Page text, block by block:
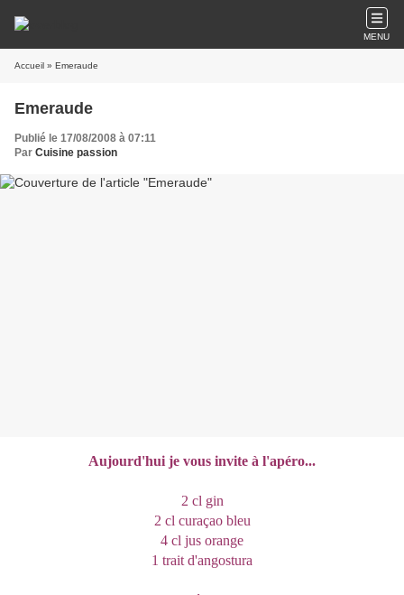
MENU
Accueil » Emeraude
Emeraude
Publié le 17/08/2008 à 07:11
Par Cuisine passion
Aujourd'hui je vous invite à l'apéro...
2 cl gin
2 cl curaçao bleu
4 cl jus orange
1 trait d'angostura